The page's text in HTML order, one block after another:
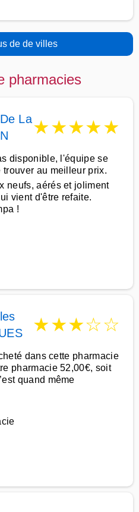
de de villes
pharmacies
La★★★★★
disponible, l'équipe se
trouver au meilleur prix.
neufs, aérés et joliment
vient d'être refaite.
!
★★★☆☆
dans cette pharmacie
pharmacie 52,00€, soit
quand même